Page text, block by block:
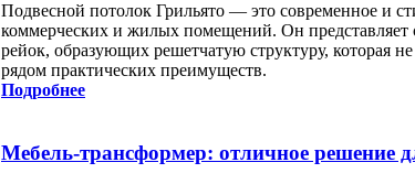
Подвесной потолок Грильято — это современное и
коммерческих и жилых помещений. Он представляет
рейок, образующих решетчатую структуру, которая
рядом практических преимуществ.
Подробнее
Мебель-трансформер: отличное решение